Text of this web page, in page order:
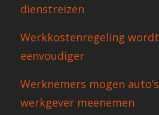
dienstreizen
Werkkostenregeling wordt
eenvoudiger
Werknemers mogen auto’s
werkgever meenemen